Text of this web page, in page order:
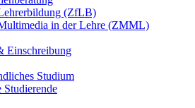
(ZfLB)
in der Lehre (ZMML)
Einschreibung
Studium
Studierende